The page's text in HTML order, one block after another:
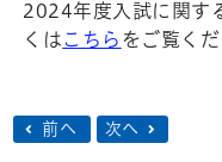
2024年度入試に関す
くはこちら をご覧くだ
前へ 次へ